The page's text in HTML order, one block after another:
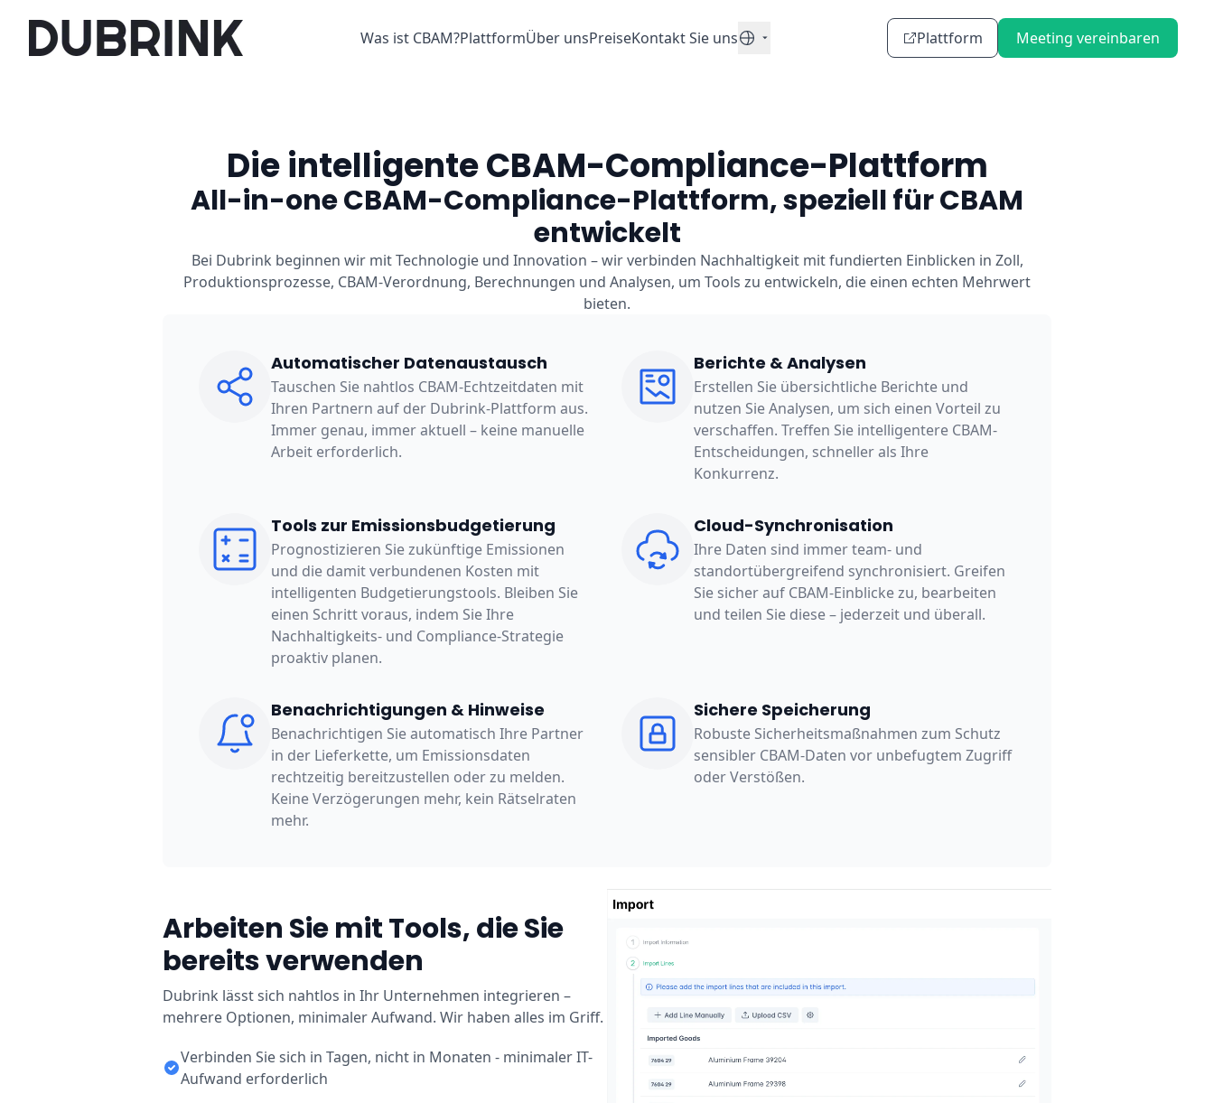
Plattform Meeting vereinbaren
Was ist CBAM?PlattformÜber unsPreiseKontakt Sie unsDeutsch
Die intelligente CBAM-Compliance-Plattform
All-in-one CBAM-Compliance-Plattform, speziell für CBAM
entwickelt
Bei Dubrink beginnen wir mit Technologie und Innovation – wir verbinden Nachhaltigkeit mit fundierten Einblicken in Zoll,
Produktionsprozesse, CBAM-Verordnung, Berechnungen und Analysen, um Tools zu entwickeln, die einen echten Mehrwert
bieten.
Automatischer Datenaustausch
Tauschen Sie nahtlos CBAM-Echtzeitdaten mit
Ihren Partnern auf der Dubrink-Plattform aus.
Immer genau, immer aktuell – keine manuelle
Arbeit erforderlich.
Berichte & Analysen
Erstellen Sie übersichtliche Berichte und
nutzen Sie Analysen, um sich einen Vorteil zu
verschaffen. Treffen Sie intelligentere CBAM-
Entscheidungen, schneller als Ihre
Konkurrenz.
Tools zur Emissionsbudgetierung
Prognostizieren Sie zukünftige Emissionen
und die damit verbundenen Kosten mit
intelligenten Budgetierungstools. Bleiben Sie
einen Schritt voraus, indem Sie Ihre
Nachhaltigkeits- und Compliance-Strategie
proaktiv planen.
Cloud-Synchronisation
Ihre Daten sind immer team- und
standortübergreifend synchronisiert. Greifen
Sie sicher auf CBAM-Einblicke zu, bearbeiten
und teilen Sie diese – jederzeit und überall.
Benachrichtigungen & Hinweise
Benachrichtigen Sie automatisch Ihre Partner
in der Lieferkette, um Emissionsdaten
rechtzeitig bereitzustellen oder zu melden.
Keine Verzögerungen mehr, kein Rätselraten
mehr.
Sichere Speicherung
Robuste Sicherheitsmaßnahmen zum Schutz
sensibler CBAM-Daten vor unbefugtem Zugriff
oder Verstößen.
Arbeiten Sie mit Tools, die Sie
bereits verwenden
Dubrink lässt sich nahtlos in Ihr Unternehmen integrieren –
mehrere Optionen, minimaler Aufwand. Wir haben alles im Griff.
Verbinden Sie sich in Tagen, nicht in Monaten - minimaler IT-
Aufwand erforderlich